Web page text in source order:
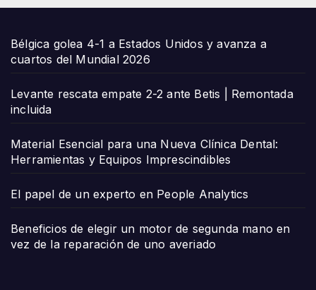
Bélgica golea 4-1 a Estados Unidos y avanza a
cuartos del Mundial 2026
Levante rescata empate 2-2 ante Betis | Remontada
incluida
Material Esencial para una Nueva Clínica Dental:
Herramientas y Equipos Imprescindibles
El papel de un experto en People Analytics
Beneficios de elegir un motor de segunda mano en
vez de la reparación de uno averiado